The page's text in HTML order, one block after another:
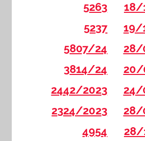
5263
18/
5237
19/
5807/24
28/
3814/24
20/
2442/2023
24/
2324/2023
28/
4954
28/